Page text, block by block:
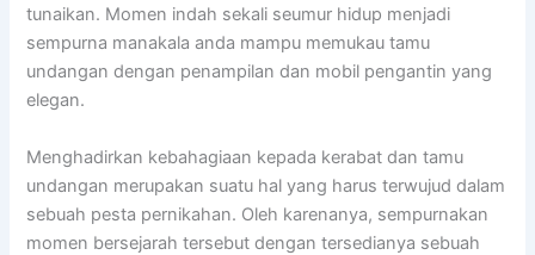
tunaikan. Momen indah sekali seumur hidup menjadi
sempurna manakala anda mampu memukau tamu
undangan dengan penampilan dan mobil pengantin yang
elegan.
Menghadirkan kebahagiaan kepada kerabat dan tamu
undangan merupakan suatu hal yang harus terwujud dalam
sebuah pesta pernikahan. Oleh karenanya, sempurnakan
momen bersejarah tersebut dengan tersedianya sebuah